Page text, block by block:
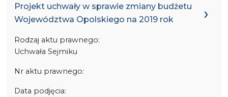
Projekt uchwały w sprawie zmiany budżetu
Województwa Opolskiego na 2019 rok
Rodzaj aktu prawnego:
Uchwała Sejmiku
Nr aktu prawnego:
Data podjęcia: